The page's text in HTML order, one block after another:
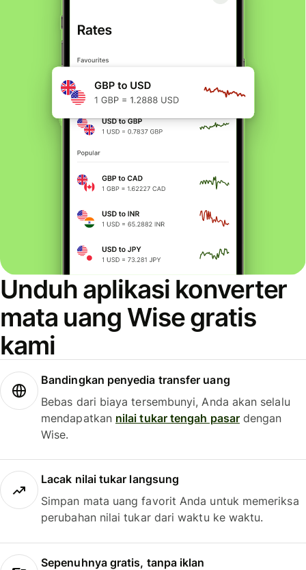
Unduh aplikasi konverter
mata uang Wise gratis
kami
Bandingkan penyedia transfer uang
Bebas dari biaya tersembunyi, Anda akan selalu
mendapatkan nilai tukar tengah pasardengan
Wise.
Lacak nilai tukar langsung
Simpan mata uang favorit Anda untuk memeriksa
perubahan nilai tukar dari waktu ke waktu.
Sepenuhnya gratis, tanpa iklan